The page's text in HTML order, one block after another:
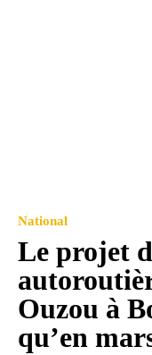
National
Le projet
Ouzou à
qu’en